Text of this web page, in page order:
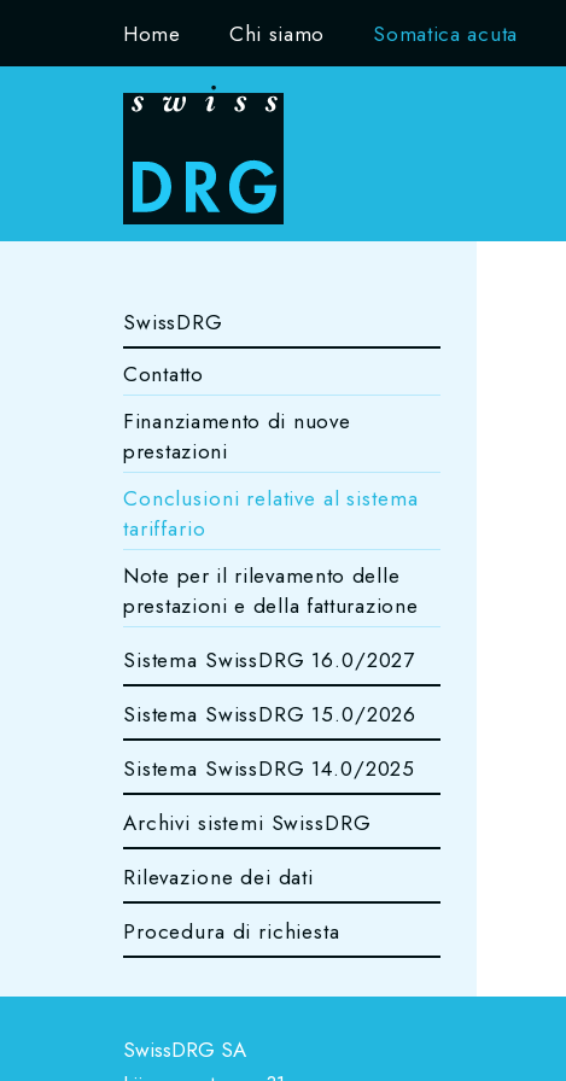
Home Chi siamo Somatica acuta
SwissDRG
Contatto
Finanziamento di nuove
prestazioni
Conclusioni relative al sistema
tariffario
Note per il rilevamento delle
prestazioni e della fatturazione
Sistema SwissDRG 16.0/2027
Sistema SwissDRG 15.0/2026
Sistema SwissDRG 14.0/2025
Archivi sistemi SwissDRG
Rilevazione dei dati
Procedura di richiesta
SwissDRG SA